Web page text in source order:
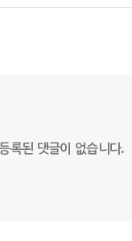
록된 댓글이 없습니다.